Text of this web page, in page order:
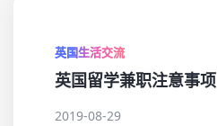
英国生活交流
英国留学兼职注意事项
2019-08-29